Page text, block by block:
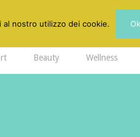
Beauty Wellness
al nostro utilizzo dei cookie. Ok